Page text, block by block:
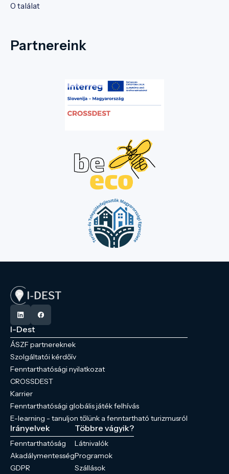
0 találat
Partnereink
I-Dest
ÁSZF partnereknek
Szolgáltatói kérdőív
Fenntarthatósági nyilatkozat
CROSSDEST
Karrier
Fenntarthatósági globális játék felhívás
E-learning - tanuljon tőlünk a fenntartható turizmusról
Irányelvek
Fenntarthatóság
Akadálymentesség
GDPR
Többre vágyik?
Látnivalók
Programok
Szállások